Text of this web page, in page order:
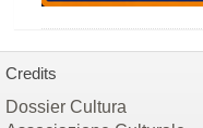
Credits
Dossier Cultura